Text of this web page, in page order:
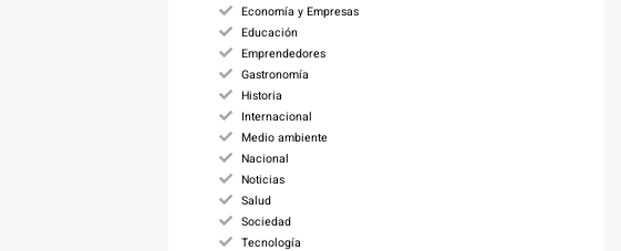
Economía y Empresas
Educación
Emprendedores
Gastronomía
Historia
Internacional
Medio ambiente
Nacional
Noticias
Salud
Sociedad
Tecnología